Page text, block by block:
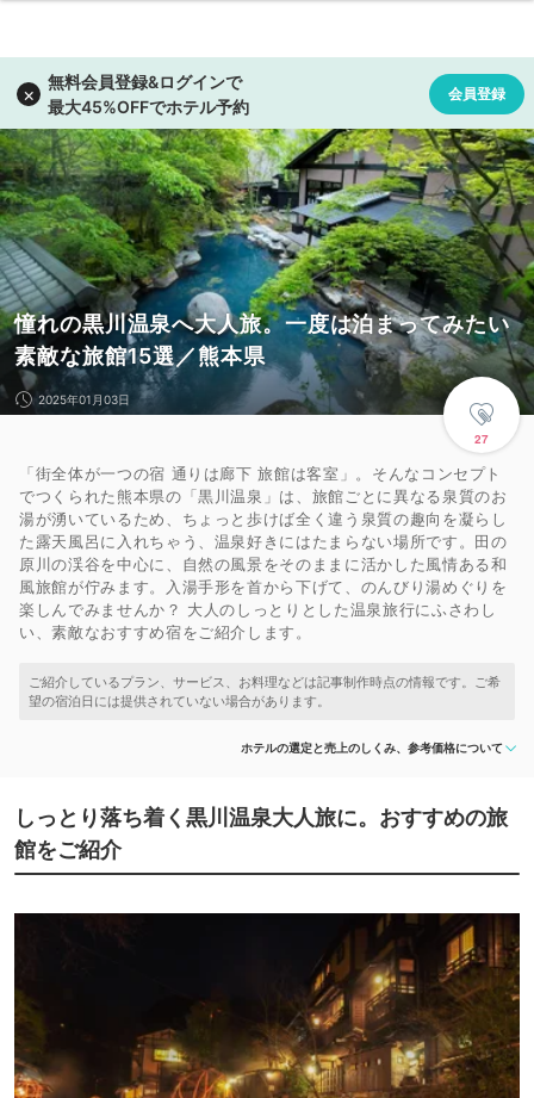
憧れの黒川温泉へ大人旅。一度は泊まってみたい
素敵な旅館15選／熊本県
27
2025年01月03日
「街全体が一つの宿 通りは廊下 旅館は客室」。そんなコンセプト
でつくられた熊本県の「黒川温泉」は、旅館ごとに異なる泉質のお
湯が湧いているため、ちょっと歩けば全く違う泉質の趣向を凝らし
た露天風呂に入れちゃう、温泉好きにはたまらない場所です。田の
原川の渓谷を中心に、自然の風景をそのままに活かした風情ある和
風旅館が佇みます。入湯手形を首から下げて、のんびり湯めぐりを
楽しんでみませんか？ 大人のしっとりとした温泉旅行にふさわし
い、素敵なおすすめ宿をご紹介します。
ホテルの選定と売上のしくみ、参考価格について
しっとり落ち着く黒川温泉大人旅に。おすすめの旅
館をご紹介